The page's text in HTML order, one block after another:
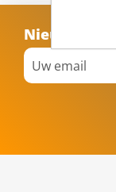
Nieuwsbrief